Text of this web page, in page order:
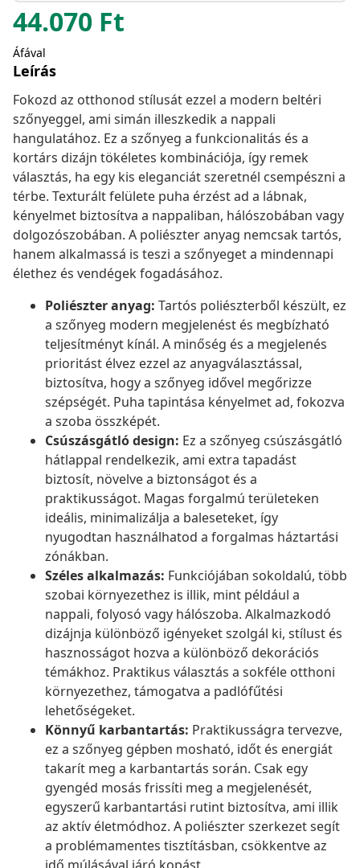
44.070 Ft
Áfával
Leírás
Fokozd az otthonod stílusát ezzel a modern beltéri
szőnyeggel, ami simán illeszkedik a nappali
hangulatához. Ez a szőnyeg a funkcionalitás és a
kortárs dizájn tökéletes kombinációja, így remek
választás, ha egy kis eleganciát szeretnél csempészni a
térbe. Texturált felülete puha érzést ad a lábnak,
kényelmet biztosítva a nappaliban, hálószobában vagy
dolgozószobában. A poliészter anyag nemcsak tartós,
hanem alkalmassá is teszi a szőnyeget a mindennapi
élethez és vendégek fogadásához.
Poliészter anyag: Tartós poliészterből készült, ez
a szőnyeg modern megjelenést és megbízható
teljesítményt kínál. A minőség és a megjelenés
prioritást élvez ezzel az anyagválasztással,
biztosítva, hogy a szőnyeg idővel megőrizze
szépségét. Puha tapintása kényelmet ad, fokozva
a szoba összképét.
Csúszásgátló design: Ez a szőnyeg csúszásgátló
hátlappal rendelkezik, ami extra tapadást
biztosít, növelve a biztonságot és a
praktikusságot. Magas forgalmú területeken
ideális, minimalizálja a baleseteket, így
nyugodtan használhatod a forgalmas háztartási
zónákban.
Széles alkalmazás: Funkciójában sokoldalú, több
szobai környezethez is illik, mint például a
nappali, folyosó vagy hálószoba. Alkalmazkodó
dizájnja különböző igényeket szolgál ki, stílust és
hasznosságot hozva a különböző dekorációs
témákhoz. Praktikus választás a sokféle otthoni
környezethez, támogatva a padlófűtési
lehetőségeket.
Könnyű karbantartás: Praktikusságra tervezve,
ez a szőnyeg gépben mosható, időt és energiát
takarít meg a karbantartás során. Csak egy
gyengéd mosás frissíti meg a megjelenését,
egyszerű karbantartási rutint biztosítva, ami illik
az aktív életmódhoz. A poliészter szerkezet segít
a problémamentes tisztításban, csökkentve az